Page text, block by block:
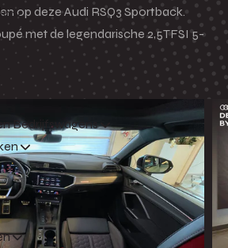
Bedrijfswagens
op deze Audi RSQ3 Sportback.
met de legendarische 2,5TFSI 5-